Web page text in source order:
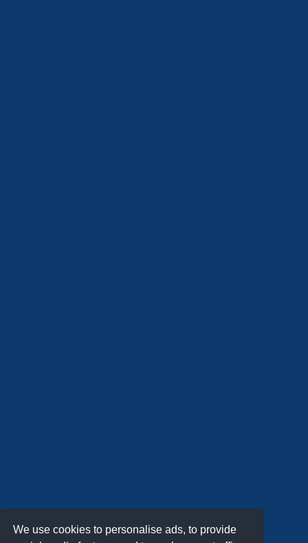
We use cookies to personalise ads, to provide